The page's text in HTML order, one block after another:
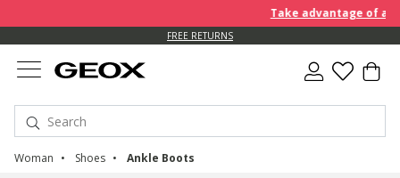
Take advantage of an
FREE RETURNS
Woman Shoes Ankle Boots